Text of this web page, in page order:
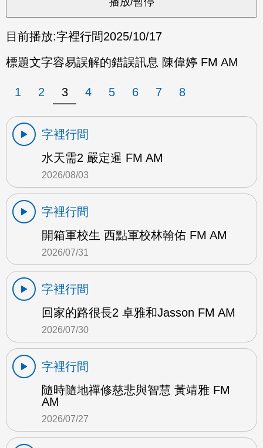
目前播放:字裡行間2025/10/17
標題文字容易誤解的錯誤訊息 陳偉婷 FM AM
1 2 3 4 5 6 7 8
字裡行間
水天需2 嚴定暹 FM AM
2026/08/03
字裡行間
開箱軍校生 西點軍校林翰佑 FM AM
2026/07/31
字裡行間
回家的路很長2 卓雅和Jasson FM AM
2026/07/30
字裡行間
隨時隨地禪修慈悲與智慧 黃靖雅 FM
AM
2026/07/27